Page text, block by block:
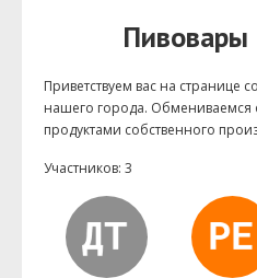
Приветствуем ваc на странице
нашего города. Обмениваемся
продуктами собственного
Участников: 3